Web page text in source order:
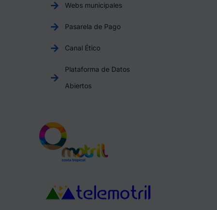
Webs municipales
Pasarela de Pago
Canal Ético
Plataforma de Datos
Abiertos